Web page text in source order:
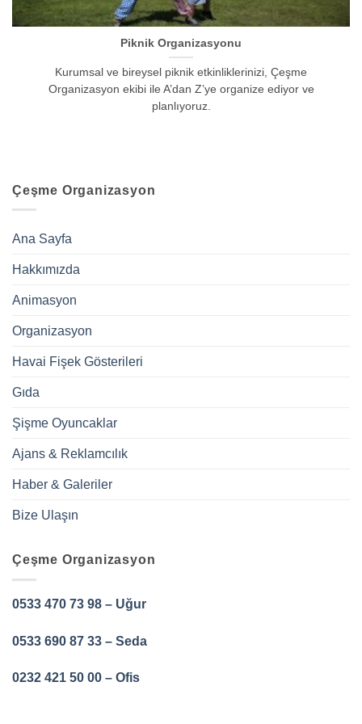
Piknik Organizasyonu
Kurumsal ve bireysel piknik etkinliklerinizi, Çeşme
Organizasyon ekibi ile A’dan Z’ye organize ediyor ve
planlıyoruz.
Çeşme Organizasyon
Ana Sayfa
Hakkımızda
Animasyon
Organizasyon
Havai Fişek Gösterileri
Gıda
Şişme Oyuncaklar
Ajans & Reklamcılık
Haber & Galeriler
Bize Ulaşın
Çeşme Organizasyon
0533 470 73 98 – Uğur
0533 690 87 33 – Seda
0232 421 50 00 – Ofis